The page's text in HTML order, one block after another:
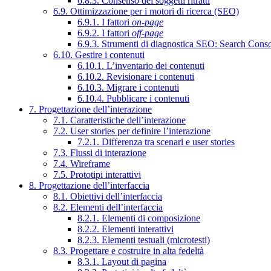
6.9. Ottimizzazione per i motori di ricerca (SEO)
6.9.1. I fattori on-page
6.9.2. I fattori off-page
6.9.3. Strumenti di diagnostica SEO: Search
6.10. Gestire i contenuti
6.10.1. L’inventario dei contenuti
6.10.2. Revisionare i contenuti
6.10.3. Migrare i contenuti
6.10.4. Pubblicare i contenuti
7. Progettazione dell’interazione
7.1. Caratteristiche dell’interazione
7.2. User stories per definire l’interazione
7.2.1. Differenza tra scenari e user stories
7.3. Flussi di interazione
7.4. Wireframe
7.5. Prototipi interattivi
8. Progettazione dell’interfaccia
8.1. Obiettivi dell’interfaccia
8.2. Elementi dell’interfaccia
8.2.1. Elementi di composizione
8.2.2. Elementi interattivi
8.2.3. Elementi testuali (microtesti)
8.3. Progettare e costruire in alta fedeltà
8.3.1. Layout di pagina